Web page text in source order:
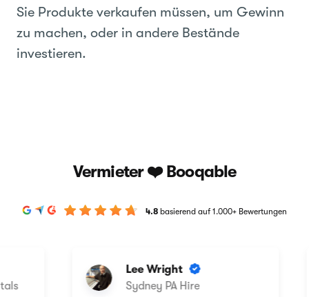
Sie Produkte verkaufen müssen, um Gewinn
zu machen, oder in andere Bestände
investieren.
Vermieter ❤️ Booqable
4.8 basierend auf 1.000+ Bewertungen
Lee Wright
Sydney PA Hire